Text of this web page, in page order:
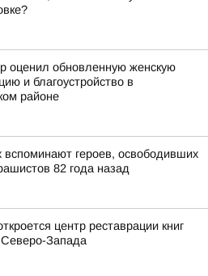
оценил обновленную женскую
и благоустройство в
районе
вспоминают героев, освободивших
82 года назад
центр реставрации книг
Северо-Запада